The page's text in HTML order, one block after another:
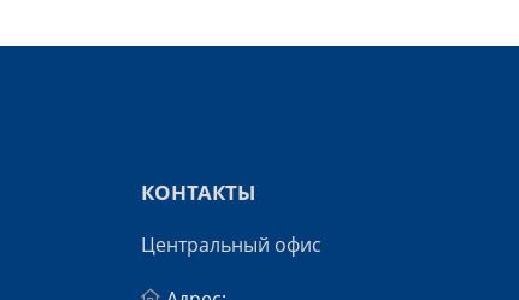
КОНТАКТЫ
Центральный офис